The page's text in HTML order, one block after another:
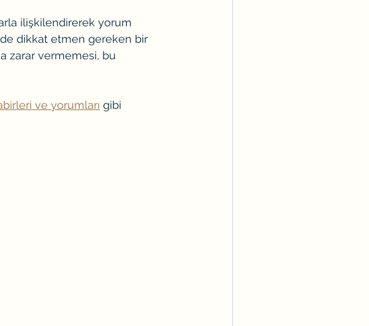
ilişkilendirerek yorum
dikkat etmen gereken bir
zarar vermemesi, bu
ve yorumları gibi